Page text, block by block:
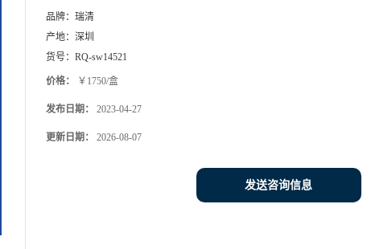
品牌： 瑞清
产地： 深圳
货号： RQ-sw14521
价格： ￥1750/盒
发布日期： 2023-04-27
更新日期： 2026-08-07
发送咨询信息